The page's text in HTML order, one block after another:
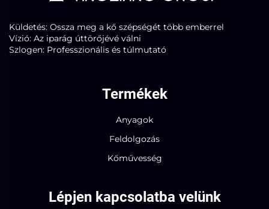
Küldetés: Ossza meg a kő szépségét több emberrel
Vízió: Az iparág úttörőjévé válni
Szlogen: Professzionális és túlmutató
Termékek
Anyagok
Feldolgozás
Kőművesség
Lépjen kapcsolatba velünk